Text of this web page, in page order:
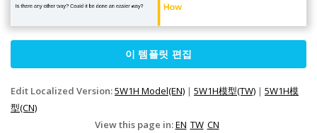
이 템플릿 편집
Edit Localized Version:5W1H Model(EN) | 5W1H模型(TW) | 5W1H模
型(CN)
View this page in:EN TW CN